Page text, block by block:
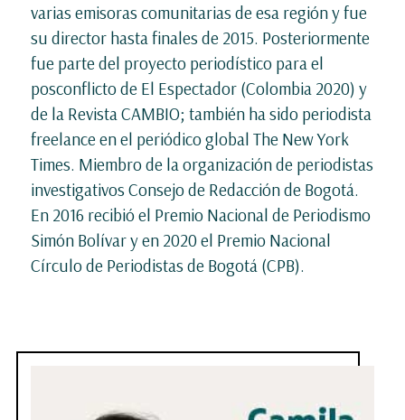
varias emisoras comunitarias de esa región y fue
su director hasta finales de 2015. Posteriormente
fue parte del proyecto periodístico para el
posconflicto de El Espectador (Colombia 2020) y
de la Revista CAMBIO; también ha sido periodista
freelance en el periódico global The New York
Times. Miembro de la organización de periodistas
investigativos Consejo de Redacción de Bogotá.
En 2016 recibió el Premio Nacional de Periodismo
Simón Bolívar y en 2020 el Premio Nacional
Círculo de Periodistas de Bogotá (CPB).